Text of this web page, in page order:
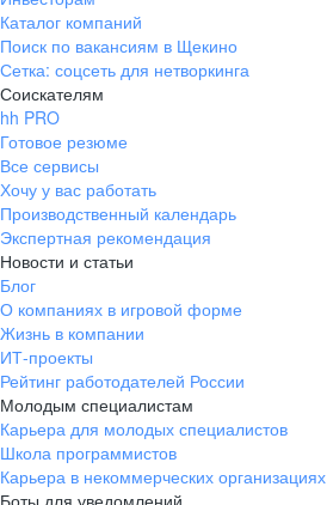
Каталог компаний
Поиск по вакансиям в Щекино
Сетка: соцсеть для нетворкинга
Соискателям
hh PRO
Готовое резюме
Все сервисы
Хочу у вас работать
Производственный календарь
Экспертная рекомендация
Новости и статьи
Блог
О компаниях в игровой форме
Жизнь в компании
ИТ-проекты
Рейтинг работодателей России
Молодым специалистам
Карьера для молодых специалистов
Школа программистов
Карьера в некоммерческих организациях
Боты для уведомлений